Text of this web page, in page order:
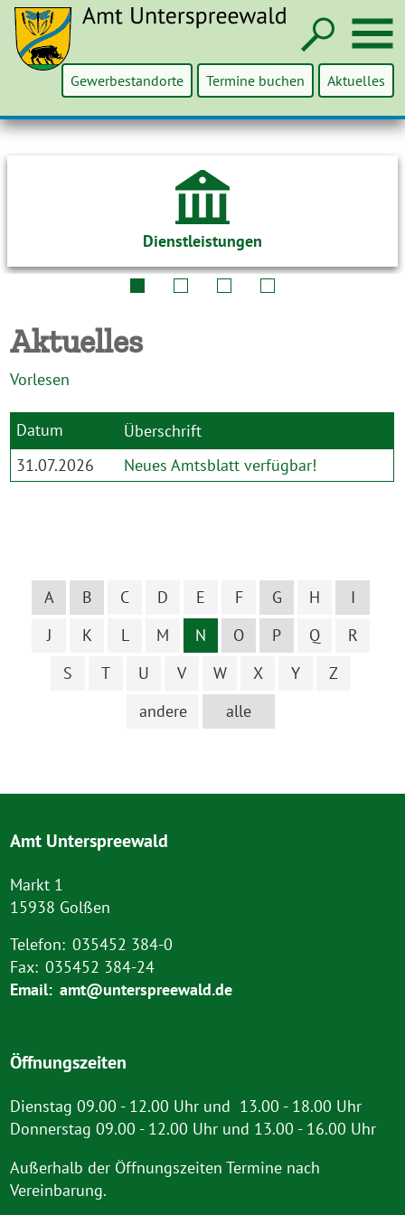
Gewerbestandorte Termine buchen Aktuelles
Dienstleistungen
Aktuelles
Vorlesen
Datum
Überschrift
31.07.2026
Neues Amtsblatt verfügbar!
alle
A B C D E F G H
I
J
K L M N O P Q
R
S
T U V W X Y
Z
andere
Amt Unterspreewald
Markt 1
15938 Golßen
Telefon: 035452 384-0
Fax: 035452 384-24
Email: amt@unterspreewald.de
Öffnungszeiten
Dienstag 09.00 - 12.00 Uhr und 13.00 - 18.00 Uhr
Donnerstag 09.00 - 12.00 Uhr und 13.00 - 16.00 Uhr
Außerhalb der Öffnungszeiten Termine nach
Vereinbarung.